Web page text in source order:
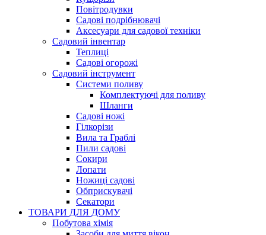
Повітродувки
Садові подрібнювачі
Аксесуари для садової техніки
Садовий інвентар
Теплиці
Садові огорожі
Садовий інструмент
Системи поливу
Комплектуючі для поливу
Шланги
Садові ножі
Гілкорізи
Вила та Граблі
Пили садові
Сокири
Лопати
Ножиці садові
Обприскувачі
Секатори
ТОВАРИ ДЛЯ ДОМУ
Побутова хімія